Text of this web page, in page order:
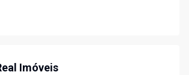
Imóveis